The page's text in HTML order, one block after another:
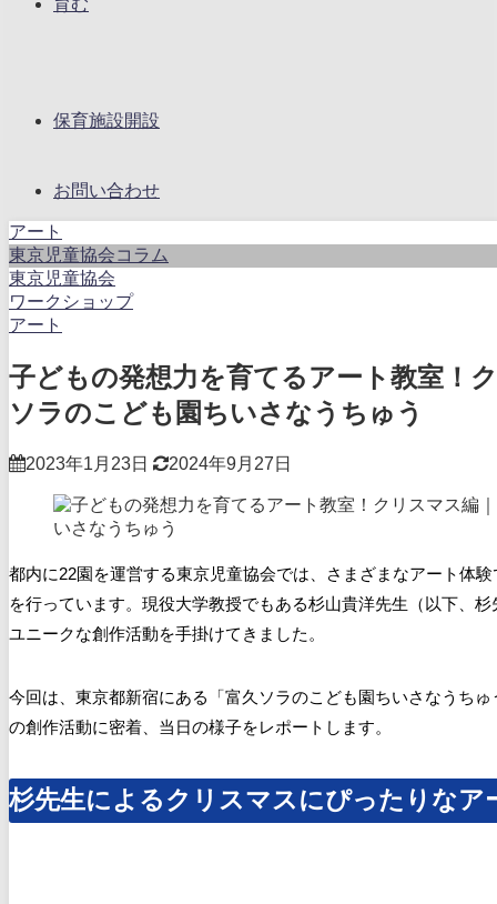
育む
保育施設開設
お問い合わせ
アート
東京児童協会コラム
東京児童協会
ワークショップ
アート
子どもの発想力を育てるアート教室！
ソラのこども園ちいさなうちゅう
2023年1月23日 2024年9月27日
都内に22園を運営する東京児童協会では、さまざまなアート体
を行っています。現役大学教授でもある杉山貴洋先生（以下、
ユニークな創作活動を手掛けてきました。
今回は、東京都新宿にある「富久ソラのこども園ちいさなうち
の創作活動に密着、当日の様子をレポートします。
杉先生によるクリスマスにぴったりなア